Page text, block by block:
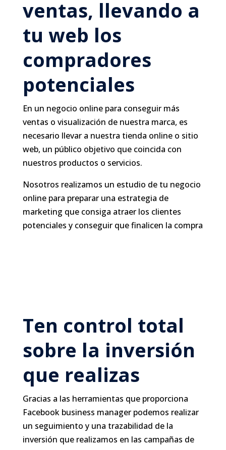
ventas, llevando a
tu web los
compradores
potenciales
En un negocio online para conseguir más
ventas o visualización de nuestra marca, es
necesario llevar a nuestra tienda online o sitio
web, un público objetivo que coincida con
nuestros productos o servicios.
Nosotros realizamos un estudio de tu negocio
online para preparar una estrategia de
marketing que consiga atraer los clientes
potenciales y conseguir que finalicen la compra
Ten control total
sobre la inversión
que realizas
Gracias a las herramientas que proporciona
Facebook business manager podemos realizar
un seguimiento y una trazabilidad de la
inversión que realizamos en las campañas de